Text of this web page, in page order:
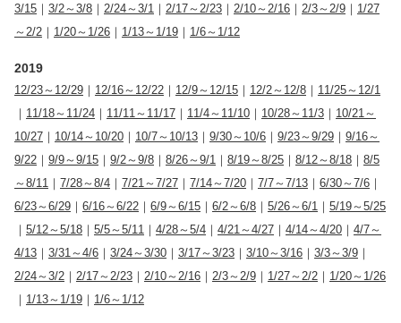
3/15 ｜ 3/2～3/8 ｜ 2/24～3/1 ｜ 2/17～2/23 ｜ 2/10～2/16 ｜ 2/3～2/9 ｜ 1/27
～2/2 ｜ 1/20～1/26 ｜ 1/13～1/19 ｜ 1/6～1/12
2019
12/23～12/29 ｜ 12/16～12/22 ｜ 12/9～12/15 ｜ 12/2～12/8 ｜ 11/25～12/1
｜ 11/18～11/24 ｜ 11/11～11/17 ｜ 11/4～11/10 ｜ 10/28～11/3 ｜ 10/21～
10/27 ｜ 10/14～10/20 ｜ 10/7～10/13 ｜ 9/30～10/6 ｜ 9/23～9/29 ｜ 9/16～
9/22 ｜ 9/9～9/15 ｜ 9/2～9/8 ｜ 8/26～9/1 ｜ 8/19～8/25 ｜ 8/12～8/18 ｜ 8/5
～8/11 ｜ 7/28～8/4 ｜ 7/21～7/27 ｜ 7/14～7/20 ｜ 7/7～7/13 ｜ 6/30～7/6 ｜
6/23～6/29 ｜ 6/16～6/22 ｜ 6/9～6/15 ｜ 6/2～6/8 ｜ 5/26～6/1 ｜ 5/19～5/25
｜ 5/12～5/18 ｜ 5/5～5/11 ｜ 4/28～5/4 ｜ 4/21～4/27 ｜ 4/14～4/20 ｜ 4/7～
4/13 ｜ 3/31～4/6 ｜ 3/24～3/30 ｜ 3/17～3/23 ｜ 3/10～3/16 ｜ 3/3～3/9 ｜
2/24～3/2 ｜ 2/17～2/23 ｜ 2/10～2/16 ｜ 2/3～2/9 ｜ 1/27～2/2 ｜ 1/20～1/26
｜ 1/13～1/19 ｜ 1/6～1/12